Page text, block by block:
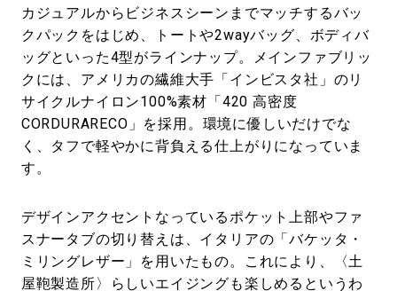
カジュアルからビジネスシーンまでマッチするバッ
クパックをはじめ、トートや2wayバッグ、ボディバ
ッグといった4型がラインナップ。メインファブリッ
クには、アメリカの繊維大手「インビスタ社」のリ
サイクルナイロン100%素材「420 高密度
CORDURARECO」を採用。環境に優しいだけでな
く、タフで軽やかに背負える仕上がりになっていま
す。
デザインアクセントなっているポケット上部やファ
スナータブの切り替えは、イタリアの「バケッタ・
ミリングレザー」を用いたもの。これにより、〈土
屋鞄製造所〉らしいエイジングも楽しめるというわ